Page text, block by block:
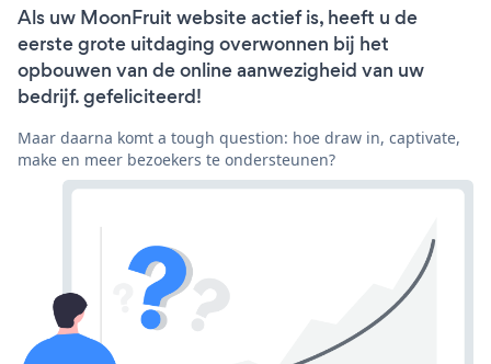
Als uw MoonFruit website actief is, heeft u de
eerste grote uitdaging overwonnen bij het
opbouwen van de online aanwezigheid van uw
bedrijf. gefeliciteerd!
Maar daarna komt a tough question: hoe draw in, captivate,
make en meer bezoekers te ondersteunen?